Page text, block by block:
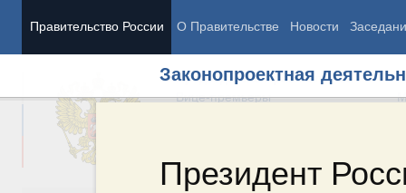
Правительство России О Правительстве Новости
Законопроектная
Президент
Председатель Правительства
Вице-премьеры